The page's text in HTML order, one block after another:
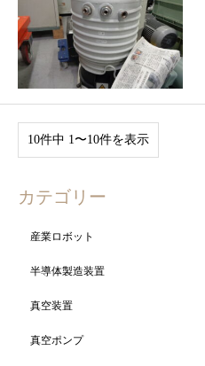
10件中 1〜10件を表示
カテゴリー
産業ロボット
半導体製造装置
真空装置
真空ポンプ